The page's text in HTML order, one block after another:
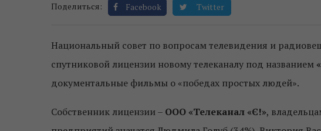
Поделиться: Facebook Twitter
Национальный совет по вопросам телевидения и
спутниковой лицензии новому телеканалу под названием
документальные фильмы о «победах простых людей».
Собственник лицензии – ООО «Телеканал «Є!»,